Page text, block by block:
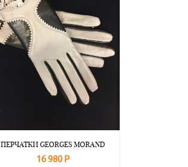
ПЕРЧАТКИ GEORGES MORAND
16 980 Р